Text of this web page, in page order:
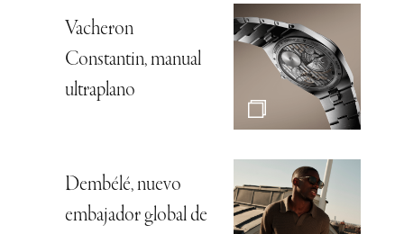
Vacheron
Constantin, manual
ultraplano
Dembélé, nuevo
embajador global de